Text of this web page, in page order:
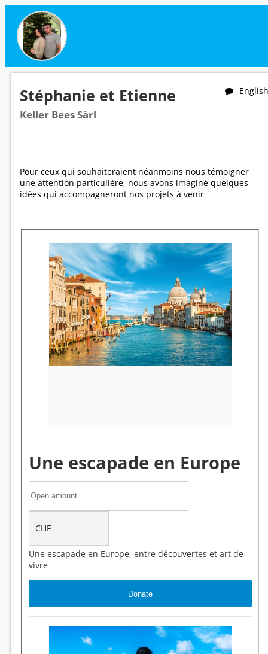
Stéphanie et Etienne
Keller Bees Sàrl
English
Pour ceux qui souhaiteraient néanmoins nous témoigner
une attention particulière, nous avons imaginé quelques
idées qui accompagneront nos projets à venir
Une escapade en Europe
CHF
Une escapade en Europe, entre découvertes et art de
vivre